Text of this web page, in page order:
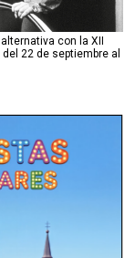
con la XII
22 de septiembre al